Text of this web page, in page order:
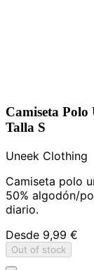
Camiseta Polo
Talla S
Uneek Clothing
Camiseta polo
50% algodón/
diario.
Desde 9,99 €
Out of stock